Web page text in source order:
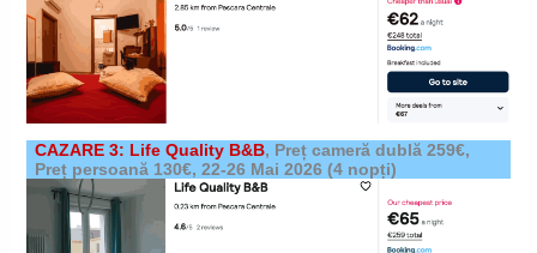
CAZARE 3: Life Quality B&B, Preț cameră dublă 259€,
Preț persoană 130€, 22-26 Mai 2026(4 nopți)